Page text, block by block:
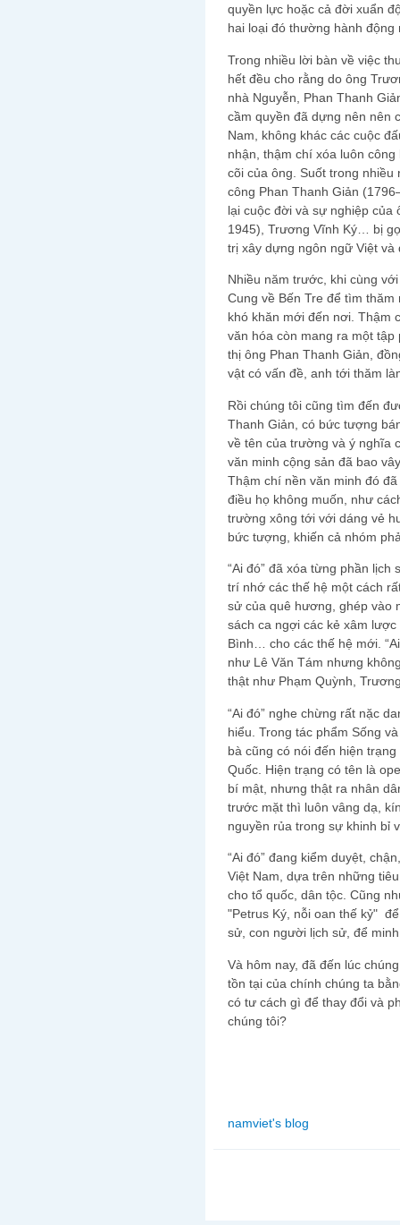
quyền lực hoặc cả đời xuẩn
hai loại đó thường hành
Trong nhiều lời bàn về việc
hết đều cho rằng do ông
nhà Nguyễn, Phan Thanh
cầm quyền đã dựng nên nên
Nam, không khác các cuộc
nhận, thậm chí xóa luôn
cõi của ông. Suốt trong
công Phan Thanh Giản
lại cuộc đời và sự nghiệp của
1945), Trương Vĩnh Ký… bị
trị xây dựng ngôn ngữ Việt
Nhiều năm trước, khi cùng
Cung về Bến Tre để tìm
khó khăn mới đến nơi. Thậm
văn hóa còn mang ra một
thị ông Phan Thanh Giản,
vật có vấn đề, anh tới thăm
Rồi chúng tôi cũng tìm đến
Thanh Giản, có bức tượng
về tên của trường và ý nghĩa
văn minh cộng sản đã bao
Thậm chí nền văn minh đó
điều họ không muốn, như
trường xông tới với dáng vẻ
bức tượng, khiến cả nhóm
“Ai đó” đã xóa từng phần
trí nhớ các thế hệ một cách
sử của quê hương, ghép vào
sách ca ngợi các kẻ xâm
Bình… cho các thế hệ mới.
như Lê Văn Tám nhưng
thật như Phạm Quỳnh,
“Ai đó” nghe chừng rất nặc
hiểu. Trong tác phẩm Sống
bà cũng có nói đến hiện
Quốc. Hiện trạng có tên là
bí mật, nhưng thật ra nhân
trước mặt thì luôn vâng dạ,
nguyền rủa trong sự khinh bỉ
“Ai đó” đang kiểm duyệt,
Việt Nam, dựa trên những
cho tổ quốc, dân tộc. Cũng
"Petrus Ký, nỗi oan thế kỷ"
sử, con người lịch sử, để
Và hôm nay, đã đến lúc
tồn tại của chính chúng ta
có tư cách gì để thay đổi và
chúng tôi?
namviet's blog